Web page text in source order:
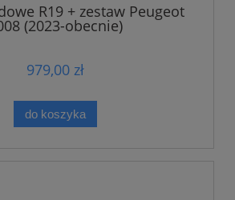
R19 + zestaw Peugeot
(2023-obecnie)
979,00 zł
do koszyka